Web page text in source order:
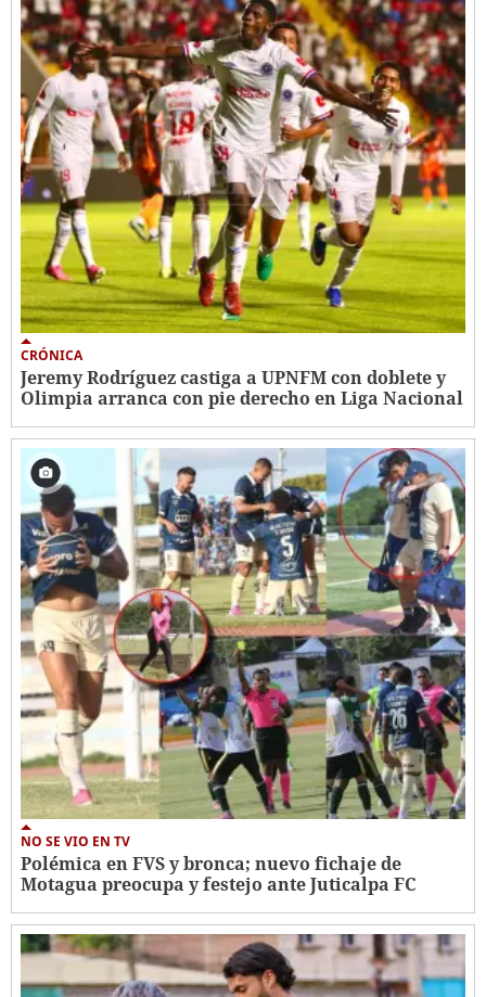
CRÓNICA
Jeremy Rodríguez castiga a UPNFM con doblete y
Olimpia arranca con pie derecho en Liga Nacional
NO SE VIO EN TV
Polémica en FVS y bronca; nuevo fichaje de
Motagua preocupa y festejo ante Juticalpa FC